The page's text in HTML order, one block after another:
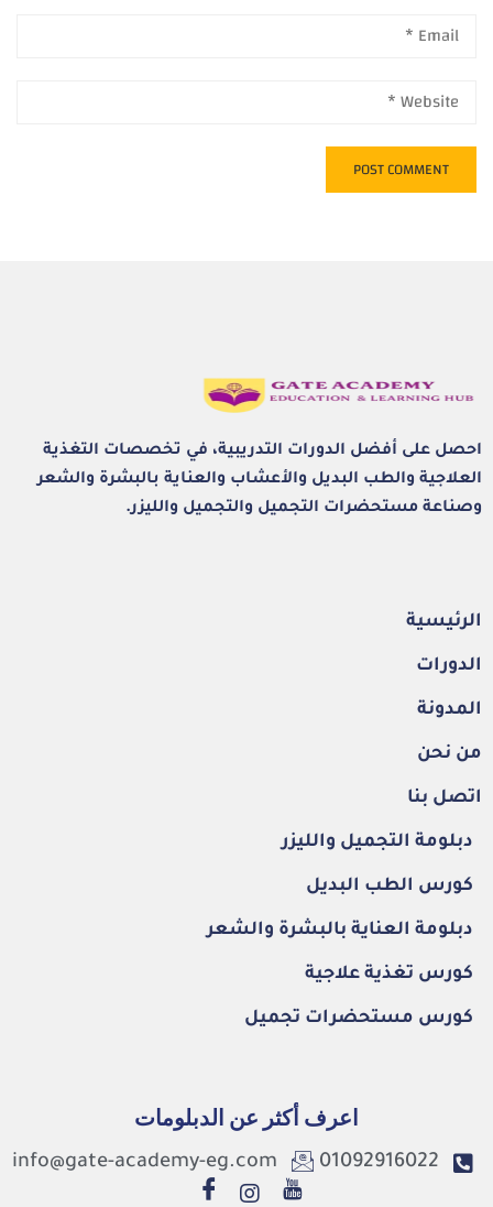
احصل على أفضل الدورات التدريبية، في تخصصات التغذية
العلاجية والطب البديل والأعشاب والعناية بالبشرة والشعر
وصناعة مستحضرات التجميل والتجميل والليزر.
الرئيسية
الدورات
المدونة
من نحن
اتصل بنا
دبلومة التجميل والليزر
كورس الطب البديل
دبلومة العناية بالبشرة والشعر
كورس تغذية علاجية
كورس مستحضرات تجميل
اعرف أكثر عن الدبلومات
01092916022
info@gate-academy-eg.com